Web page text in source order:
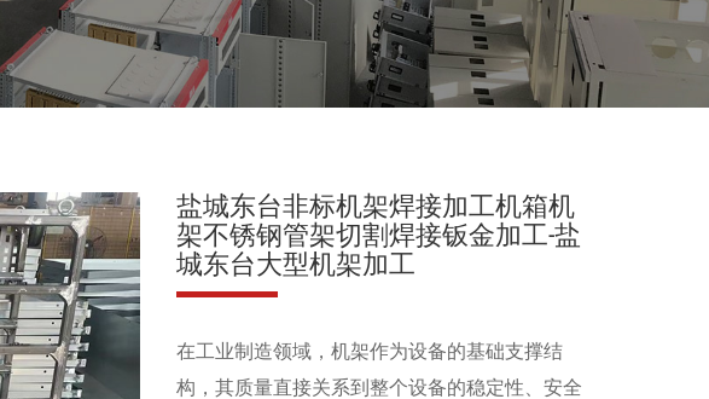
盐城东台非标机架焊接加工机箱机
架不锈钢管架切割焊接钣金加工-盐
城东台大型机架加工
在工业制造领域，机架作为设备的基础支撑结
构，其质量直接关系到整个设备的稳定性、安全